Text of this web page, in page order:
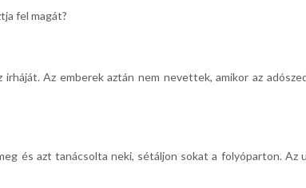
fel magát?
Az emberek aztán nem nevettek, amikor az
és azt tanácsolta neki, sétáljon sokat a folyóparton.